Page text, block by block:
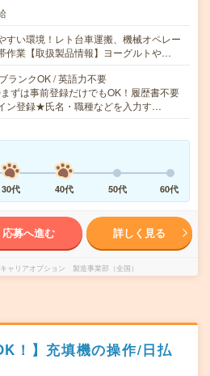
すい環境！レト台車運搬、機械オペレー
作業【取扱製品情報】ヨーグルトや…
ランクOK / 英語力不要
ずは事前登録だけでもOK！履歴書不要
ン登録★氏名・職種などを入力す…
30代 40代 50代 60代
応募へ進む 詳しく見る
ャリアオプション 製造事業部（全国）
！】充填機の操作/日払